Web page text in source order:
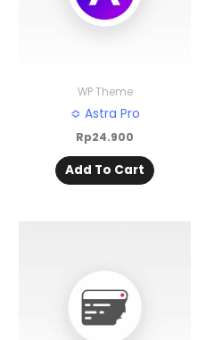
WP Theme
≎ Astra Pro
Rp24.900
Add To Cart